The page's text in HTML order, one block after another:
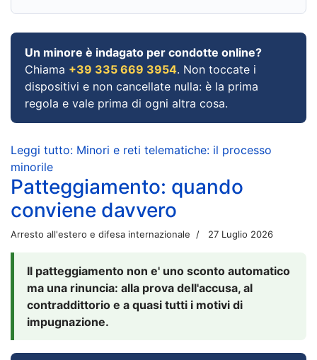
Un minore è indagato per condotte online?
Chiama +39 335 669 3954. Non toccate i
dispositivi e non cancellate nulla: è la prima
regola e vale prima di ogni altra cosa.
Leggi tutto: Minori e reti telematiche: il processo
minorile
Patteggiamento: quando
conviene davvero
Arresto all'estero e difesa internazionale 27 Luglio 2026
Il patteggiamento non e' uno sconto automatico
ma una rinuncia: alla prova dell'accusa, al
contraddittorio e a quasi tutti i motivi di
impugnazione.